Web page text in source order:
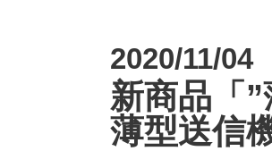
2020/11/04
新商品「
薄型送信